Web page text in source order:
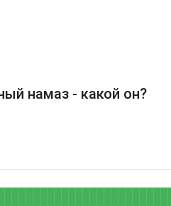
намаз - какой он?